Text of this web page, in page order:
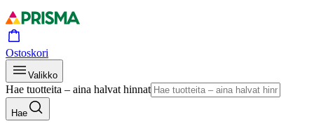
Ostoskori
Valikko
Hae tuotteita – aina halvat hinnat
Hae